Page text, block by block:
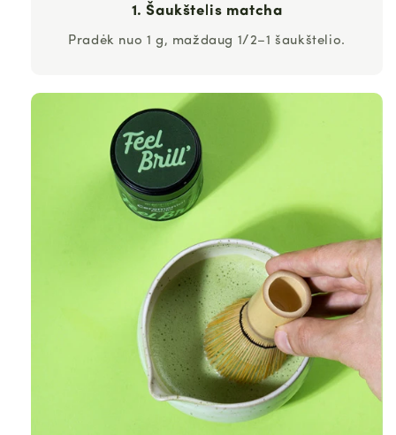
1. Šaukštelis matcha
Pradėk nuo 1 g, maždaug 1/2–1 šaukštelio.